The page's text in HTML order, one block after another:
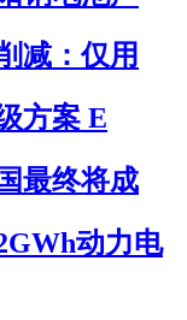
减：仅用
方案 E
最终将成
动力电